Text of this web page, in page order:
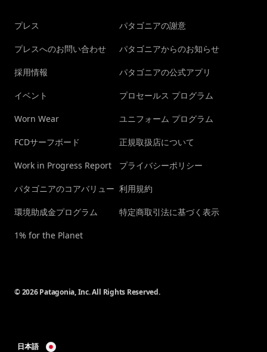
プレス
プレスへのお問い合わせ
採用情報
イベント
Worn Wear
FCDサーフボード
Work in Progress Report
パタゴニアのコアバリュー
環境助成金プログラム
1% for the Planet
パタゴニアの謝意
パタゴニアからのお知らせ
パタゴニアの公式アプリ
プロセールス プログラム
ユニフォーム プログラム
正規取扱店について
プライバシーポリシー
利用規約
特定商取引法に基づく表示
© 2026 Patagonia, Inc. All Rights Reserved.
日本語